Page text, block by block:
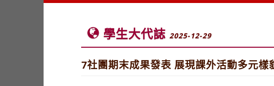
學生大代誌 2025-12-29
7社團期末成果發表 展現課外活動多元樣